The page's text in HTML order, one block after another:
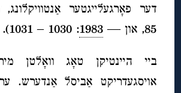
85, און —
1983
: 1030 – 1031).
ביי היינטיקן טאָג וואָלטן
אויסגעדריקט אַביסל אַנדערש.